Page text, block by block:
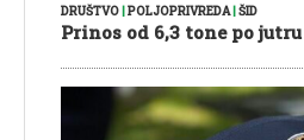
DRUŠTVO POLJOPRIVREDA| ŠID
Prinos od 6,3 tone po